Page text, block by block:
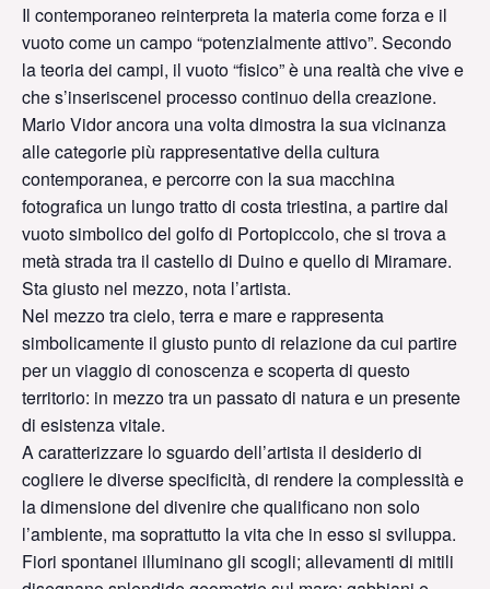
Il contemporaneo reinterpreta la materia come forza e il
vuoto come un campo “potenzialmente attivo”. Secondo
la teoria dei campi, il vuoto “fisico” è una realtà che vive e
che s’inseriscenel processo continuo della creazione.
Mario Vidor ancora una volta dimostra la sua vicinanza
alle categorie più rappresentative della cultura
contemporanea, e percorre con la sua macchina
fotografica un lungo tratto di costa triestina, a partire dal
vuoto simbolico del golfo di Portopiccolo, che si trova a
metà strada tra il castello di Duino e quello di Miramare.
Sta giusto nel mezzo, nota l’artista.
Nel mezzo tra cielo, terra e mare e rappresenta
simbolicamente il giusto punto di relazione da cui partire
per un viaggio di conoscenza e scoperta di questo
territorio: in mezzo tra un passato di natura e un presente
di esistenza vitale.
A caratterizzare lo sguardo dell’artista il desiderio di
cogliere le diverse specificità, di rendere la complessità e
la dimensione del divenire che qualificano non solo
l’ambiente, ma soprattutto la vita che in esso si sviluppa.
Fiori spontanei illuminano gli scogli; allevamenti di mitili